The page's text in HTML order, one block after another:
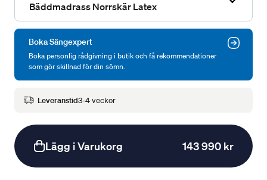
Bäddmadrass Norrskär Latex
Boka Sängexpert
Boka personlig rådgivning i butik och få rekommendationer
som gör skillnad för din sömn.
Leveranstid3-4 veckor
Lägg i Varukorg 143 990 kr